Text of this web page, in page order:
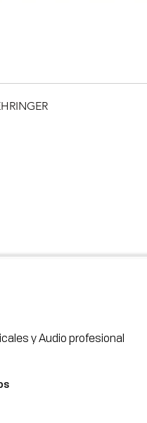
y Audio profesional